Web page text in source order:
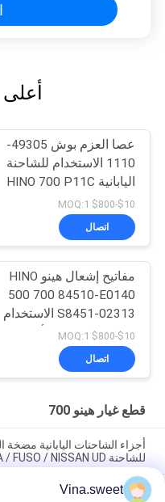
عصا العزم بوش 49305-
1110 الاستخدام للشاحنة
اليابانية HINO 700 P11C
$10-$800 MOQ:1
اتصال
مفاتيح إشعال هينو HINO
500 700 84510-E0140
S8451-02313 الاستخدام
للشاحنة اليابانية لأجزاء
محرك هينو
$10-$800 MOQ:1
اتصال
قطع غيار هينو 700
للشاحنة HINO PROFIA / FUSO / NISSAN UD
Vina.sweet